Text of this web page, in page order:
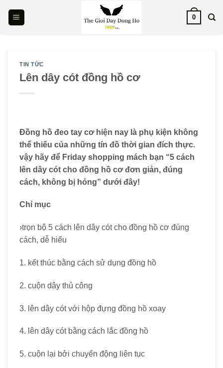
0
TIN TỨC
Lên dây cót đồng hồ cơ
Đồng hồ đeo tay cơ hiện nay là phụ kiện không
thể thiếu của những tín đồ thời gian đích thực.
vậy hãy để Friday shopping mách bạn “5 cách
lên dây cót cho đồng hồ cơ đơn giản, đúng
cách, không bị hỏng” dưới đây!
Chỉ mục
›trọn bộ 5 cách lên dây cót cho đồng hồ cơ đúng
cách, dễ hiểu
1. kết thúc bằng cách sử dụng đồng hồ
2. cuộn dây thủ công
3. lên dây cót với hộp đựng đồng hồ xoay
4. lên dây cót bằng cách lắc đồng hồ
5. cuộn lại bởi chuyển động liên tục